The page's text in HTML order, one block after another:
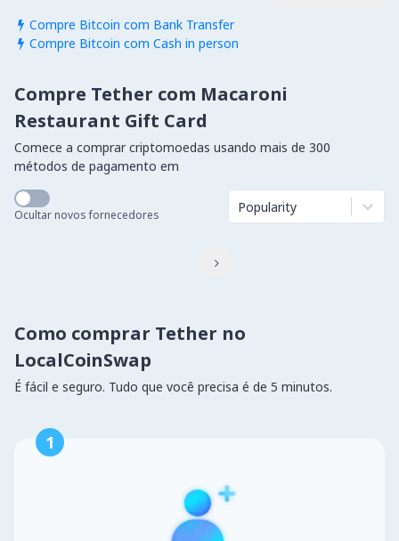
 Compre Bitcoin com Bank Transfer
 Compre Bitcoin com Cash in person
Compre Tether com Macaroni
Restaurant Gift Card
Comece a comprar criptomoedas usando mais de 300
métodos de pagamento em
Ocultar novos fornecedores Popularity

Como comprar Tether no
LocalCoinSwap
É fácil e seguro. Tudo que você precisa é de 5 minutos.
1